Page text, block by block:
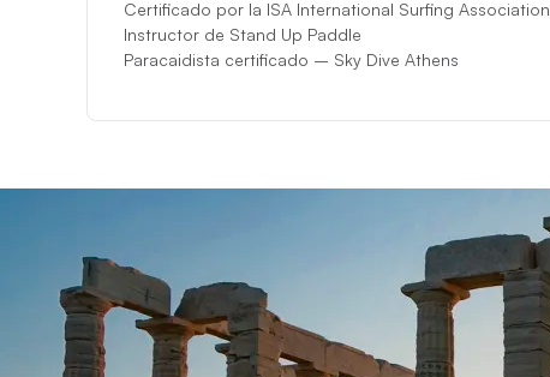
Certificado por la ISA International Surfing Association
Instructor de Stand Up Paddle
Paracaidista certificado – Sky Dive Athens